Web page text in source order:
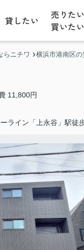
貸したい
売りたい
買いたい
らニチワ 横浜市港南区
11,800円
ライン「上永谷」駅徒